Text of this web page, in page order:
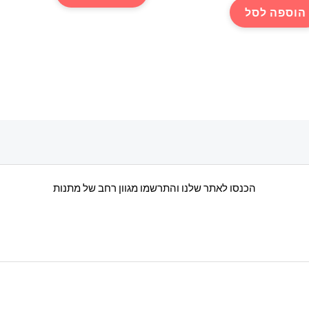
הוספה לסל
הכנסו לאתר שלנו והתרשמו מגוון רחב של מתנות